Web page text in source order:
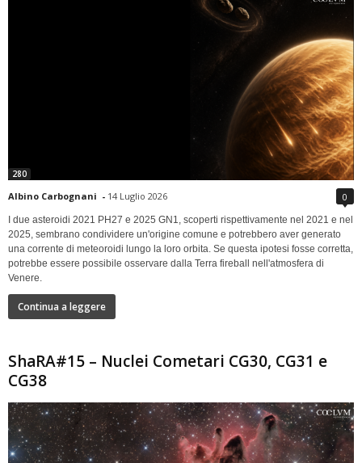
280
Albino Carbognani - 14 Luglio 2026 0
I due asteroidi 2021 PH27 e 2025 GN1, scoperti rispettivamente nel 2021 e nel
2025, sembrano condividere un'origine comune e potrebbero aver generato
una corrente di meteoroidi lungo la loro orbita. Se questa ipotesi fosse corretta,
potrebbe essere possibile osservare dalla Terra fireball nell'atmosfera di
Venere.
Continua a leggere
ShaRA#15 – Nuclei Cometari CG30, CG31 e
CG38